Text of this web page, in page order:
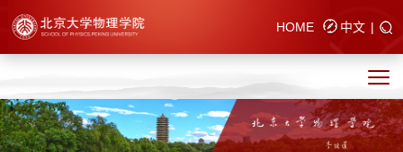
HOME 中文 |